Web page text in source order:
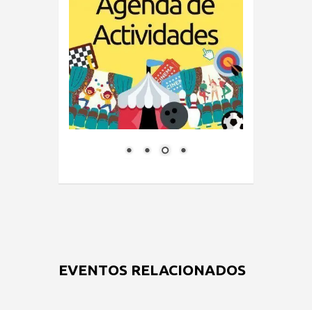
EVENTOS RELACIONADOS